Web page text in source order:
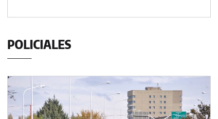
POLICIALES